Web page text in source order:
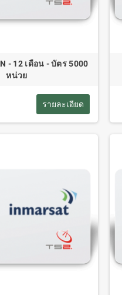
- 12 เดือน - บัตร 5000
หน่วย
รายละเอียด